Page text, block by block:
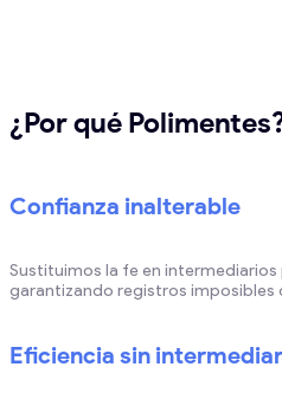
¿Por qué
Confianza inalterable
Sustituimos la fe en
garantizando registros imposibles
Eficiencia sin